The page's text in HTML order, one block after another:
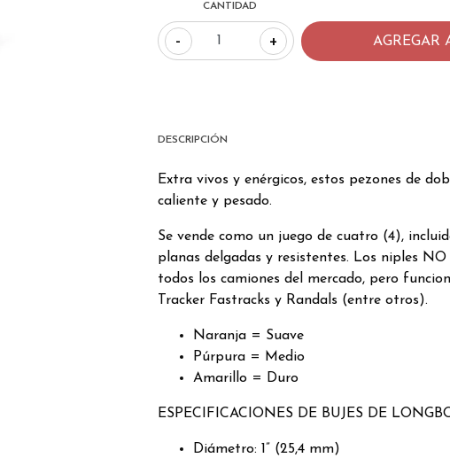
CANTIDAD
- +
DESCRIPCIÓN
Extra vivos y enérgicos, estos pezones de
caliente y pesado.
Se vende como un juego de cuatro (4),
planas delgadas y resistentes. Los niples
todos los camiones del mercado, pero
Tracker Fastracks y Randals (entre otros).
Naranja = Suave
Púrpura = Medio
Amarillo = Duro
ESPECIFICACIONES DE BUJES DE
Diámetro: 1” (25,4 mm)